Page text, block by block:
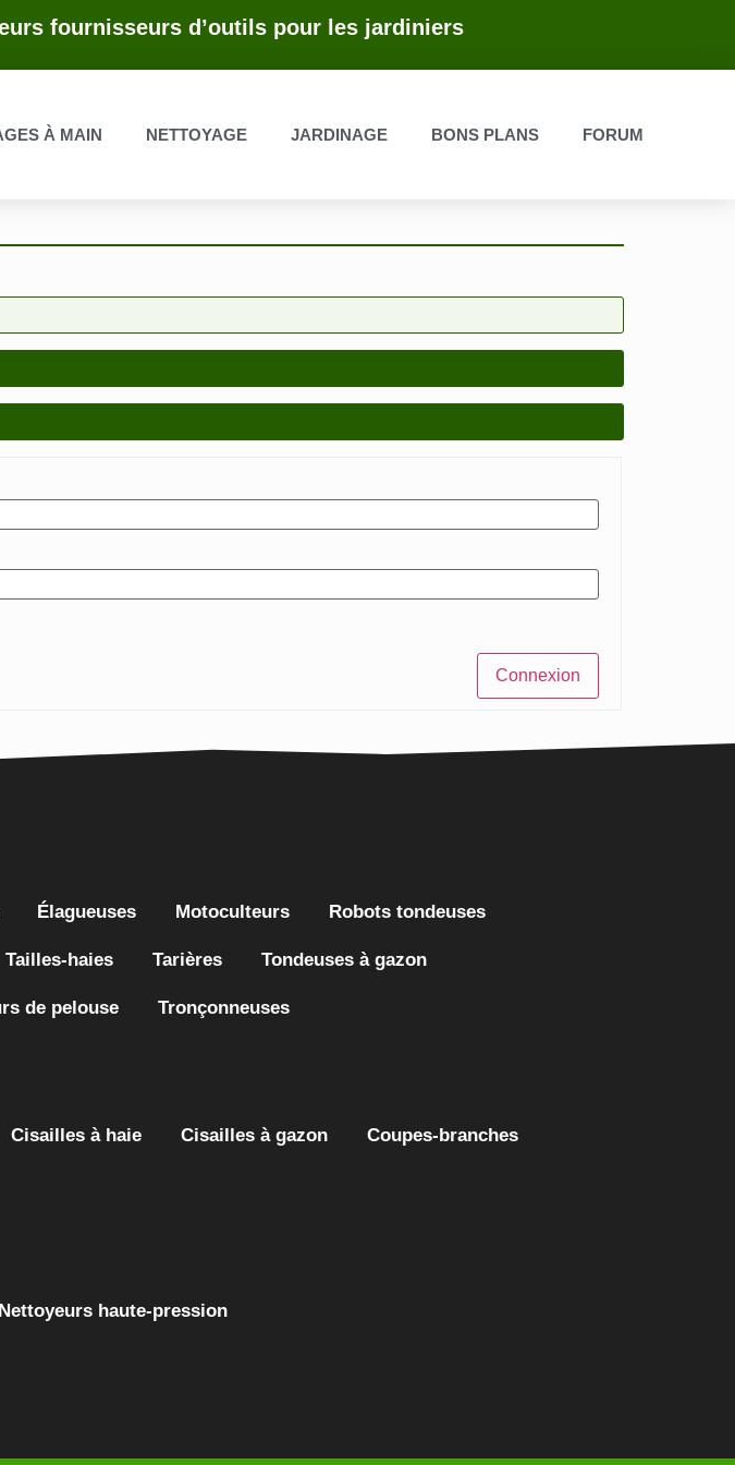
fournisseurs d’outils pour les jardiniers
À MAIN NETTOYAGE JARDINAGE BONS PLANS FORUM
Connexion
Élagueuses Motoculteurs Robots tondeuses
Tailles-haies Tarières Tondeuses à gazon
de pelouse Tronçonneuses
Cisailles à haie Cisailles à gazon Coupes-branches
Nettoyeurs haute-pression